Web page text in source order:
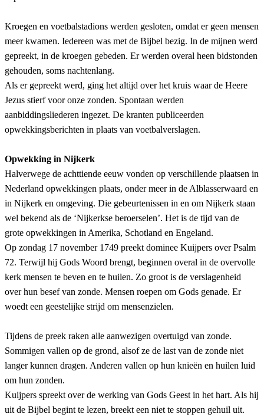
Kroegen en voetbalstadions werden gesloten, omdat er geen mensen
meer kwamen. Iedereen was met de Bijbel bezig. In de mijnen werd
gepreekt, in de kroegen gebeden. Er werden overal heen bidstonden
gehouden, soms nachtenlang.
Als er gepreekt werd, ging het altijd over het kruis waar de Heere
Jezus stierf voor onze zonden. Spontaan werden
aanbiddingsliederen ingezet. De kranten publiceerden
opwekkingsberichten in plaats van voetbalverslagen.
Opwekking in Nijkerk
Halverwege de achttiende eeuw vonden op verschillende plaatsen in
Nederland opwekkingen plaats, onder meer in de Alblasserwaard en
in Nijkerk en omgeving. Die gebeurtenissen in en om Nijkerk staan
wel bekend als de ‘Nijkerkse beroerselen’. Het is de tijd van de
grote opwekkingen in Amerika, Schotland en Engeland.
Op zondag 17 november 1749 preekt dominee Kuijpers over Psalm
72. Terwijl hij Gods Woord brengt, beginnen overal in de overvolle
kerk mensen te beven en te huilen. Zo groot is de verslagenheid
over hun besef van zonde. Mensen roepen om Gods genade. Er
woedt een geestelijke strijd om mensenzielen.
Tijdens de preek raken alle aanwezigen overtuigd van zonde.
Sommigen vallen op de grond, alsof ze de last van de zonde niet
langer kunnen dragen. Anderen vallen op hun knieën en huilen luid
om hun zonden.
Kuijpers spreekt over de werking van Gods Geest in het hart. Als hij
uit de Bijbel begint te lezen, breekt een niet te stoppen gehuil uit.